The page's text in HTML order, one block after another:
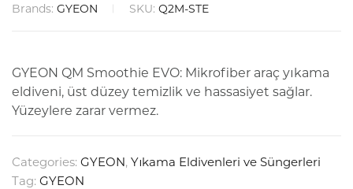
Brands: GYEON SKU: Q2M-STE
GYEON QM Smoothie EVO: Mikrofiber araç yıkama
eldiveni, üst düzey temizlik ve hassasiyet sağlar.
Yüzeylere zarar vermez.
Categories: GYEON, Yıkama Eldivenleri ve Süngerleri
Tag: GYEON